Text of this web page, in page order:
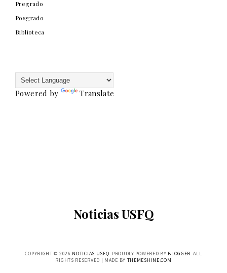
Pregrado
Posgrado
Biblioteca
Powered by Translate
Noticias USFQ
COPYRIGHT © 2026 NOTICIAS USFQ. PROUDLY POWERED BY BLOGGER. ALL
RIGHTS RESERVED | MADE BY THEMESHINE.COM